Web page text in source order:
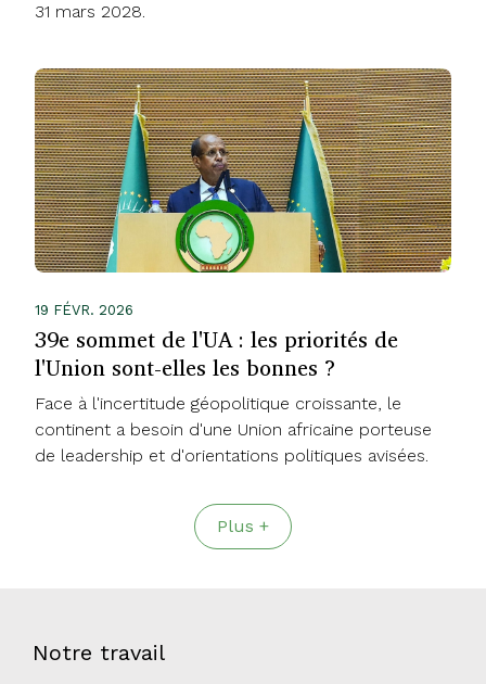
31 mars 2028.
19 FÉVR. 2026
39e sommet de l'UA : les priorités de
l'Union sont-elles les bonnes ?
Face à l'incertitude géopolitique croissante, le
continent a besoin d'une Union africaine porteuse
de leadership et d'orientations politiques avisées.
Plus +
Notre travail